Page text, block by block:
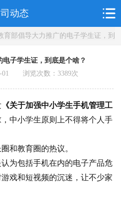
动态
育部倡导大力推广的电子学生证，到
子学生证，到底是个啥？
01 浏览次数： 3389次
《关于加强中小学生手机管理工
中小学生原则上不得将个人手
和教育圈的热议。
为包括手机在内的电子产品危
戏和短视频的沉迷，让不少家